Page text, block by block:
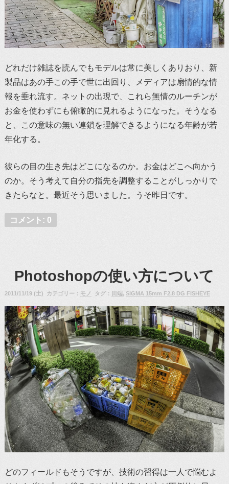
どれだけ雑誌を読んでもモデルは常に美しくありおり、新
製品はあの手この手で世に出回り、メディアは扇情的な情
報を垂れ流す。ネットの出現で、これら無情のルーチンが
お金を使わずにも俯瞰的に見れるようになった。そうなる
と、この意味の無い連鎖を理解できるようになる年齢が若
年化する。
彼らの目の生き先はどこになるのか。お金はどこへ向かう
のか。そう考えて自分の指先を調整することがしっかりで
きたらなと。最近そう思いました。うそ昨日です。
コメント: 0
Photoshopの使い方について
2011/11/19 (土) カテゴリー： モノ タグ： 田端, SIGMA 15mm F2.8 DG FISHEYE
どのフィールドもそうですが、技術の習得は一人で悩むよ